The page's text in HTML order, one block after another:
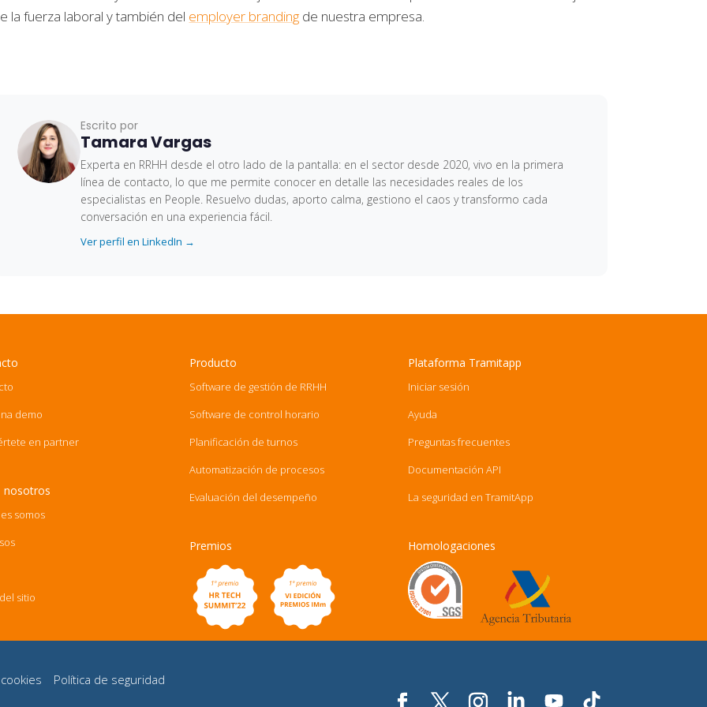
la fuerza laboral y también del employer branding de nuestra empresa.
Escrito por
Tamara Vargas
Experta en RRHH desde el otro lado de la pantalla: en el sector desde 2020, vivo en la primera
línea de contacto, lo que me permite conocer en detalle las necesidades reales de los
especialistas en People. Resuelvo dudas, aporto calma, gestiono el caos y transformo cada
conversación en una experiencia fácil.
Ver perfil en LinkedIn →
demo
en partner
nosotros
somos
sitio
Producto
Software de gestión de RRHH
Software de control horario
Planificación de turnos
Automatización de procesos
Evaluación del desempeño
Premios
Plataforma Tramitapp
Iniciar sesión
Ayuda
Preguntas frecuentes
Documentación API
La seguridad en TramitApp
Homologaciones
Política de seguridad